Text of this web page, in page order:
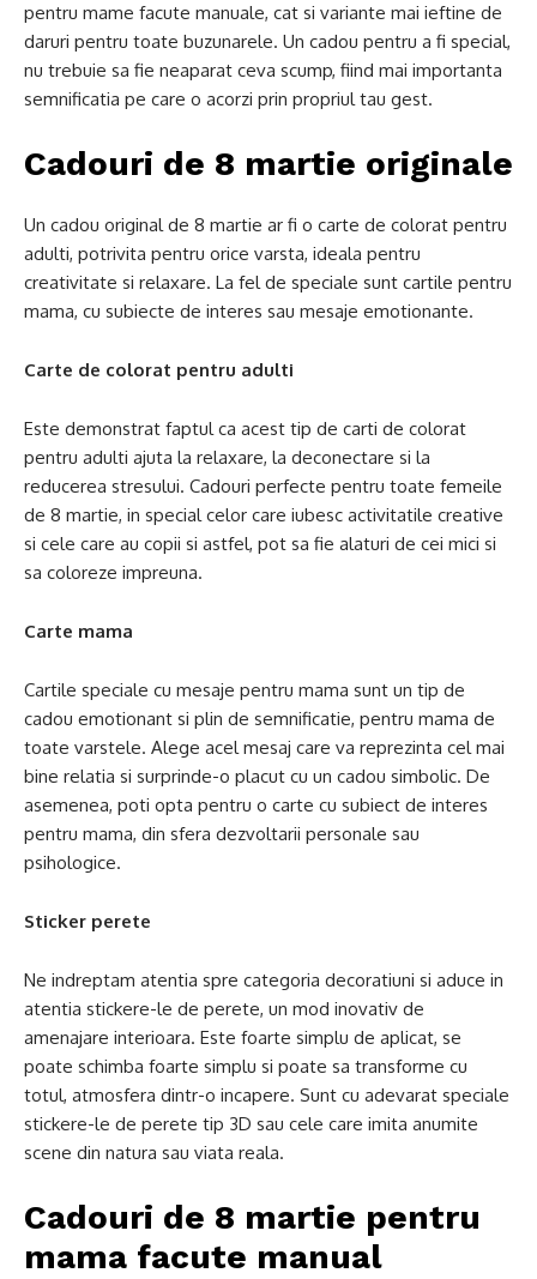
pentru mame facute manuale, cat si variante mai ieftine de
daruri pentru toate buzunarele. Un cadou pentru a fi special,
nu trebuie sa fie neaparat ceva scump, fiind mai importanta
semnificatia pe care o acorzi prin propriul tau gest.
Cadouri de 8 martie originale
Un cadou original de 8 martie ar fi o carte de colorat pentru
adulti, potrivita pentru orice varsta, ideala pentru
creativitate si relaxare. La fel de speciale sunt cartile pentru
mama, cu subiecte de interes sau mesaje emotionante.
Carte de colorat pentru adulti
Este demonstrat faptul ca acest tip de carti de colorat
pentru adulti ajuta la relaxare, la deconectare si la
reducerea stresului. Cadouri perfecte pentru toate femeile
de 8 martie, in special celor care iubesc activitatile creative
si cele care au copii si astfel, pot sa fie alaturi de cei mici si
sa coloreze impreuna.
Carte mama
Cartile speciale cu mesaje pentru mama sunt un tip de
cadou emotionant si plin de semnificatie, pentru mama de
toate varstele. Alege acel mesaj care va reprezinta cel mai
bine relatia si surprinde-o placut cu un cadou simbolic. De
asemenea, poti opta pentru o carte cu subiect de interes
pentru mama, din sfera dezvoltarii personale sau
psihologice.
Sticker perete
Ne indreptam atentia spre categoria decoratiuni si aduce in
atentia stickere-le de perete, un mod inovativ de
amenajare interioara. Este foarte simplu de aplicat, se
poate schimba foarte simplu si poate sa transforme cu
totul, atmosfera dintr-o incapere. Sunt cu adevarat speciale
stickere-le de perete tip 3D sau cele care imita anumite
scene din natura sau viata reala.
Cadouri de 8 martie pentru
mama facute manual